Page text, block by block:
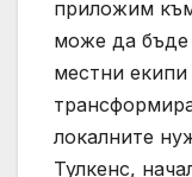
приложим
може да бъде
местни
локалните
Тулкенс,